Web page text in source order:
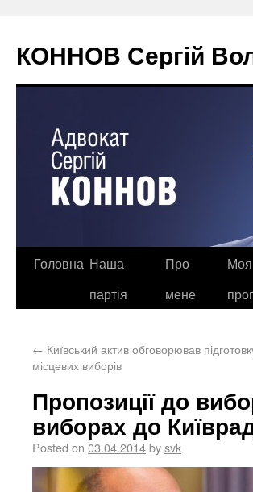
КОННОВ Сергій
Головна Наша
партія
Про
мене
Моя
← Київський актив обговорював
місцевих виборів
Пропозиції до
виборах до
Posted on 03.04.2014bysvk